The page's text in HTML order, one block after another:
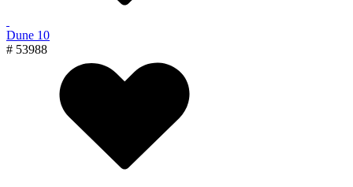
Dune 10
# 53988